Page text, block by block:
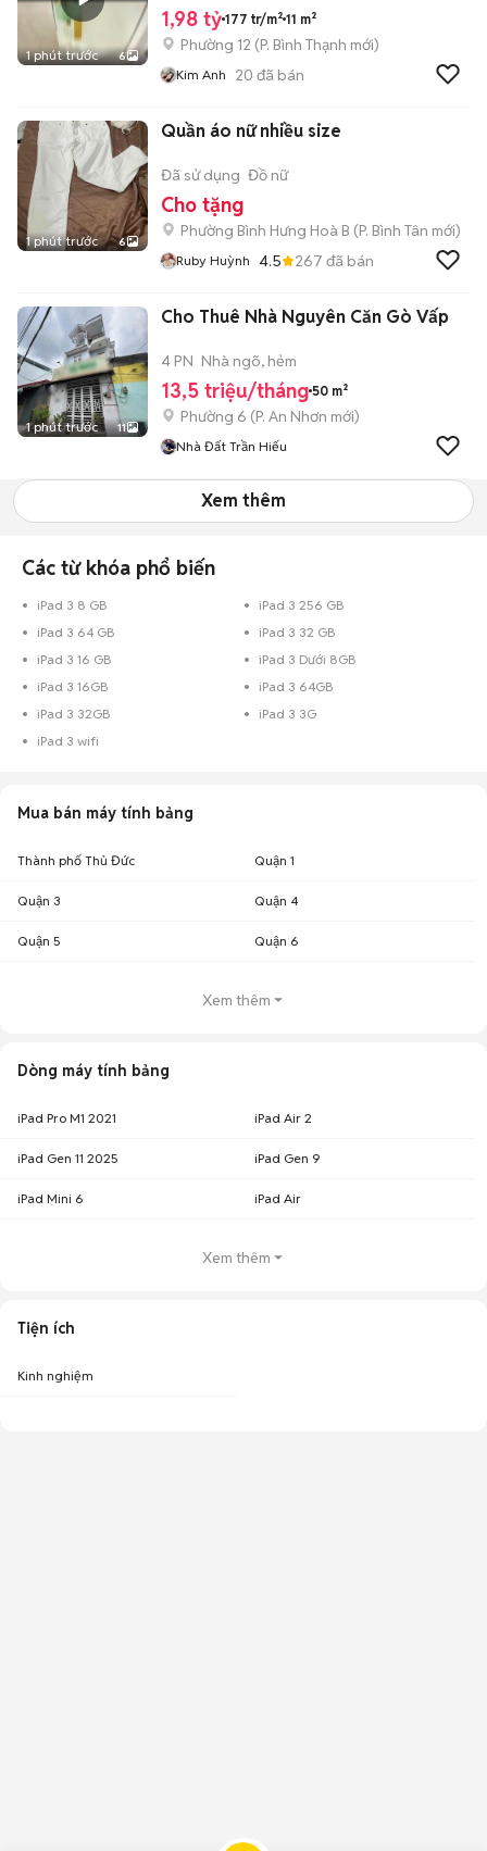
1 phút trước 6
1,98 tỷ 177 tr/m² 11 m²
Phường 12 (P. Bình Thạnh mới)
Kim Anh 20 đã bán
1 phút trước 6
Quần áo nữ nhiều size
Đã sử dụng Đồ nữ
Cho tặng
Phường Bình Hưng Hoà B (P. Bình Tân mới)
Ruby Huỳnh 4.5 267 đã bán
1 phút trước 11
Cho Thuê Nhà Nguyên Căn Gò Vấp
4 PN Nhà ngõ, hẻm
13,5 triệu/tháng 50 m²
Phường 6 (P. An Nhơn mới)
Nhà Đất Trần Hiếu
Xem thêm
Các từ khóa phổ biến
iPad 3 8 GB
iPad 3 256 GB
iPad 3 64 GB
iPad 3 32 GB
iPad 3 16 GB
iPad 3 Dưới 8GB
iPad 3 16GB
iPad 3 64GB
iPad 3 32GB
iPad 3 3G
iPad 3 wifi
Mua bán máy tính bảng
Thành phố Thủ Đức Quận 1
Quận 3 Quận 4
Quận 5 Quận 6
Xem thêm
Dòng máy tính bảng
iPad Pro M1 2021 iPad Air 2
iPad Gen 11 2025 iPad Gen 9
iPad Mini 6 iPad Air
Xem thêm
Tiện ích
Kinh nghiệm